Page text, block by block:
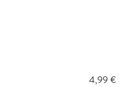
4,99 €